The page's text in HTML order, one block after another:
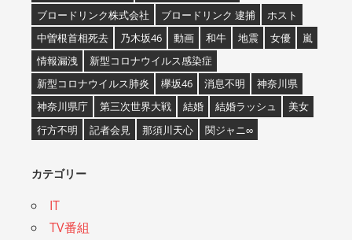
ブロードリンク株式会社
ブロードリンク 逮捕
ホスト
中曽根首相死去
乃木坂46 動画 和牛 地震 女優
嵐
情報漏洩
新型コロナウイルス感染症
新型コロナウイルス肺炎
欅坂46 消息不明
神奈川県
神奈川県庁
第三次世界大戦 結婚 結婚ラッシュ
美女
行方不明
記者会見 那須川天心 関ジャニ∞
カテゴリー
IT
TV番組